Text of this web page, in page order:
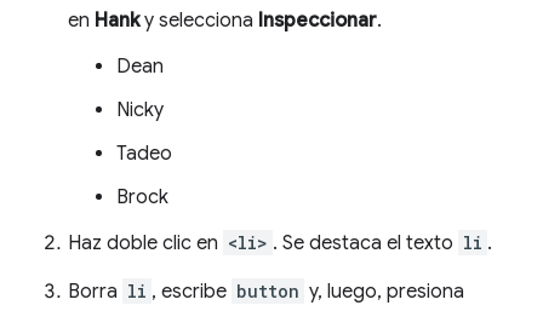
en Hanky selecciona Inspeccionar.
Dean
Nicky
Tadeo
Brock
Haz doble clic en <li> . Se destaca el texto li .
Borra li , escribe button y, luego, presiona